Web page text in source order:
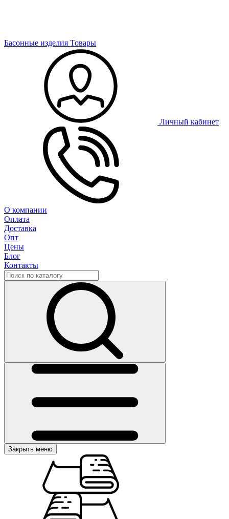
Басонные изделия Товары
Личный кабинет
О компании
Оплата
Доставка
Опт
Цены
Блог
Контакты
Закрыть меню